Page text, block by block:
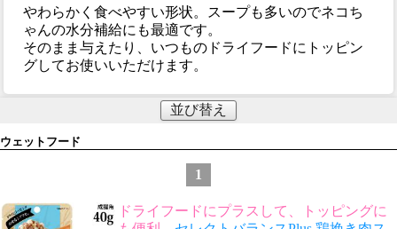
やわらかく食べやすい形状。スープも多いのでネコち
ゃんの水分補給にも最適です。
そのまま与えたり、いつものドライフードにトッピン
グしてお使いいただけます。
並び替え
ウェットフード
1
ドライフードにプラスして、トッピングに